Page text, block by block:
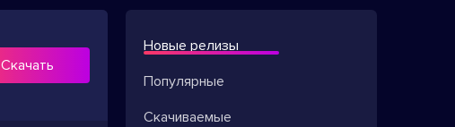
Скачать
Новые релизы
Популярные
Скачиваемые